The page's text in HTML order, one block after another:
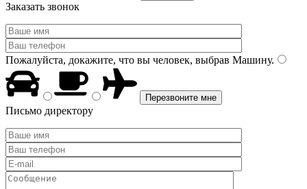
Заказать звонок
Пожалуйста, докажите, что вы человек, выбрав Машину.
Письмо директору